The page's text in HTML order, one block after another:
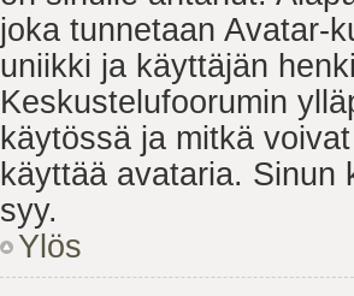
joka tunnetaan Avatar-
uniikki ja käyttäjän
Keskustelufoorumin
käytössä ja mitkä
käyttää avataria. Sinun
syy.
Ylös